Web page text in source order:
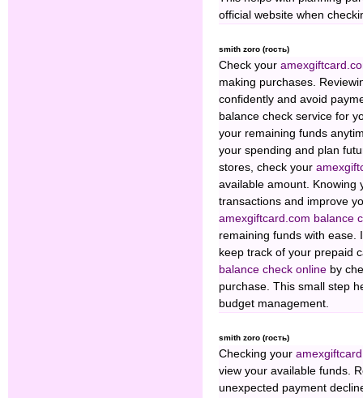
official website when
smith zoro (гость)
Check your
making purchases.
confidently and avoid
balance check service for
your remaining funds
your spending and plan
stores, check your
available amount. Knowing
transactions and improve
amexgiftcard.com balance
remaining funds with ease.
keep track of your prepaid
balance check online by
purchase. This small step
budget management.
smith zoro (гость)
Checking your
view your available funds.
unexpected payment